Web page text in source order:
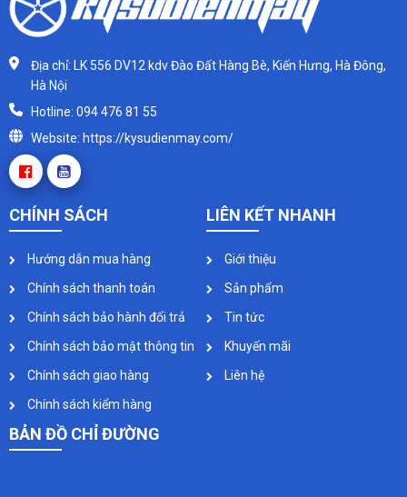
Địa chỉ: LK 556 DV12 kdv Đào Đất Hàng Bè, Kiến Hưng, Hà Đông,
Hà Nội
Hotline: 094 476 81 55
Website: https://kysudienmay.com/
CHÍNH SÁCH
Hướng dẫn mua hàng
Chính sách thanh toán
Chính sách bảo hành đổi trả
Chính sách bảo mật thông tin
Chính sách giao hàng
Chính sách kiểm hàng
LIÊN KẾT NHANH
Giới thiệu
Sản phẩm
Tin tức
Khuyến mãi
Liên hệ
BẢN ĐỒ CHỈ ĐƯỜNG